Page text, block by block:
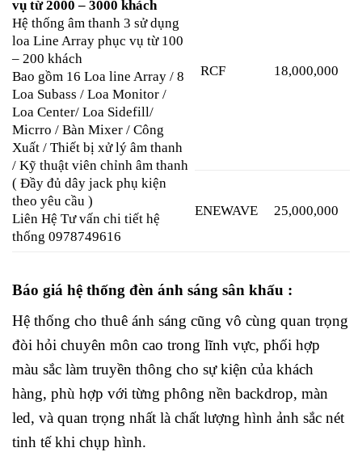
vụ từ 2000 – 3000 khách
Hệ thống âm thanh 3 sử dụng
loa Line Array phục vụ từ 100
– 200 khách
Bao gồm 16 Loa line Array / 8
Loa Subass / Loa Monitor /
Loa Center/ Loa Sidefill/
Micrro / Bàn Mixer / Công
Xuất / Thiết bị xử lý âm thanh
/ Kỹ thuật viên chỉnh âm thanh
( Đầy đủ dây jack phụ kiện
theo yêu cầu )
Liên Hệ Tư vấn chi tiết hệ
thống 0978749616
RCF 18,000,000
ENEWAVE 25,000,000
Báo giá hệ thống đèn ánh sáng sân khấu :
Hệ thống cho thuê ánh sáng cũng vô cùng quan trọng
đòi hỏi chuyên môn cao trong lĩnh vực, phối hợp
màu sắc làm truyền thông cho sự kiện của khách
hàng, phù hợp với từng phông nền backdrop, màn
led, và quan trọng nhất là chất lượng hình ảnh sắc nét
tinh tế khi chụp hình.